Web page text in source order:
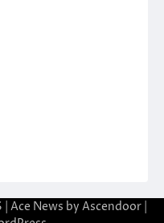
Ace News by Ascendoor|